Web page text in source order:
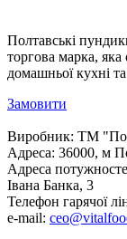
Полтавські
торгова марка,
домашньої кухні
Замовити
Виробник: ТМ
Адреса: 36000, м
Адреса
Івана Банка, 3
Телефон гарячої
e-mail: